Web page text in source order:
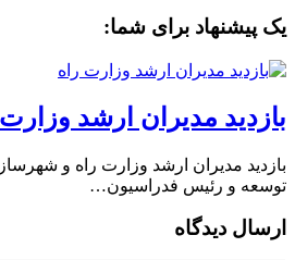
یک پیشنهاد برای شما:
بازدید مدیران ارشد
بازدید مدیران ارشد وزارت راه و
توسعه و رئیس فدراسیون…
ارسال دیدگاه